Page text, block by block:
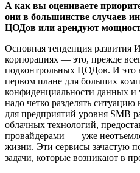
А как вы оцениваете
они в большинстве случаев
ЦОДов или арендуют
Основная тенденция развития
корпорациях — это, прежде
подконтрольных ЦОДов. И это
первом плане для больших
конфиденциальности данных и
надо четко разделять
для предприятий уровня SMB
облачных технологий,
провайдерами — уже
жизни. Эти сервисы зачастую
задачи, которые возникают в